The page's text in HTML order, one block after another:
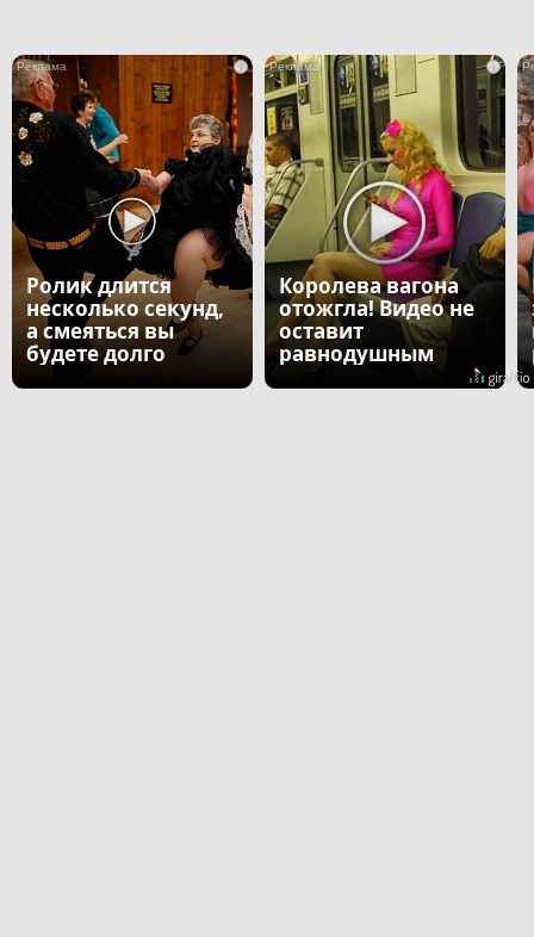
i
Ролик длится
несколько секунд,
а смеяться вы
будете долго
i
Королева вагона
отожгла! Видео не
оставит
равнодушным